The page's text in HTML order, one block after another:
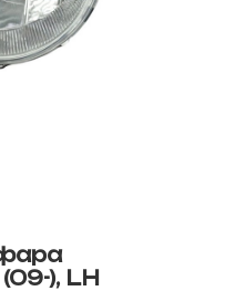
), LH